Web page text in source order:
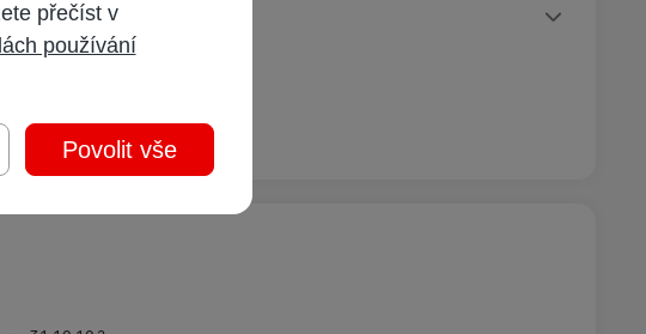
přečíst v
používání
Povolit vše